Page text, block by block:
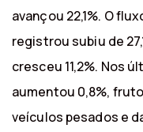
avançou 22,1%. O
registrou subiu de
cresceu 11,2%. Nos
aumentou 0,8%,
veículos pesados e